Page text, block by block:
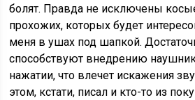
болят. Правда не исключены
прохожих, которых будет
меня в ушах под шапкой.
способствуют внедрению
нажатии, что влечет искажения
этом, кстати, писал и кто-то из